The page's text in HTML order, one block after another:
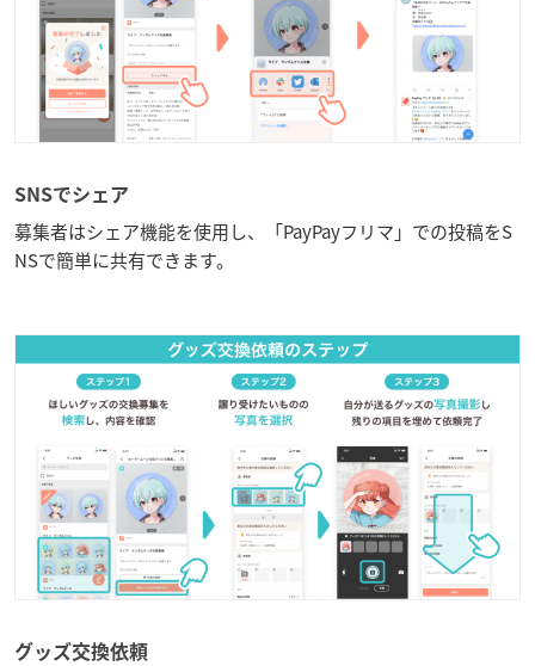
SNSでシェア
募集者はシェア機能を使用し、「PayPayフリマ」での投稿をS
NSで簡単に共有できます。
グッズ交換依頼